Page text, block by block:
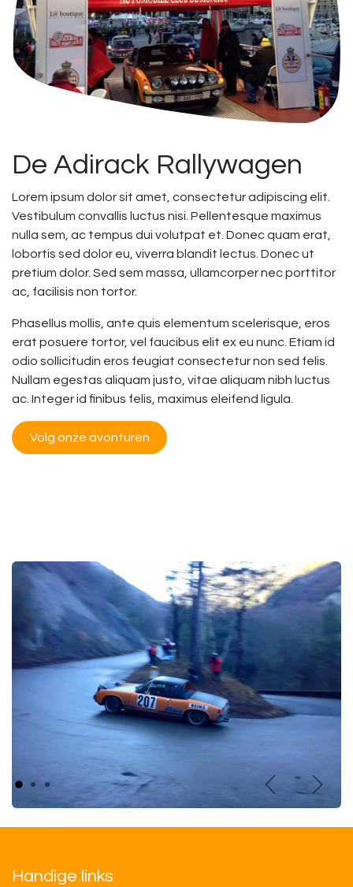
De Adirack Rallywagen
Lorem ipsum dolor sit amet, consectetur adipiscing elit.
Vestibulum convallis luctus nisi. Pellentesque maximus
nulla sem, ac tempus dui volutpat et. Donec quam erat,
lobortis sed dolor eu, viverra blandit lectus. Donec ut
pretium dolor. Sed sem massa, ullamcorper nec porttitor
ac, facilisis non tortor.
Phasellus mollis, ante quis elementum scelerisque, eros
erat posuere tortor, vel faucibus elit ex eu nunc. Etiam id
odio sollicitudin eros feugiat consectetur non sed felis.
Nullam egestas aliquam justo, vitae aliquam nibh luctus
ac. Integer id finibus felis, maximus eleifend ligula.
Volg onze avonturen
Vorige
Handige links